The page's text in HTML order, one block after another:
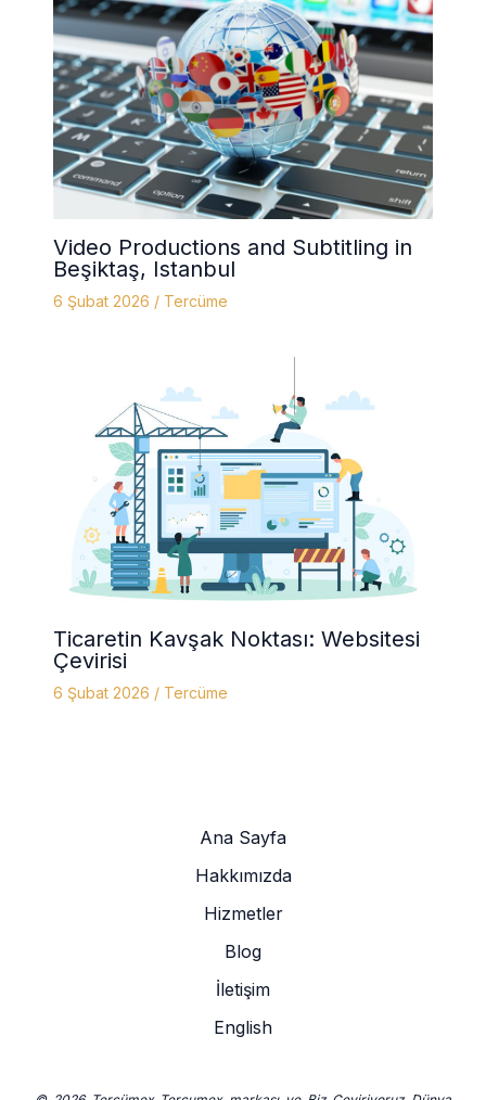
Video Productions and Subtitling in
Beşiktaş, Istanbul
6 Şubat 2026 / Tercüme
Ticaretin Kavşak Noktası: Websitesi
Çevirisi
6 Şubat 2026 / Tercüme
Ana Sayfa
Hakkımızda
Hizmetler
Blog
İletişim
English